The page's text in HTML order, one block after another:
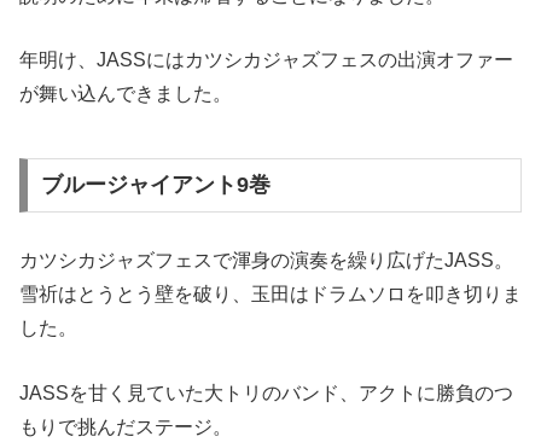
年明け、JASSにはカツシカジャズフェスの出演オファー
が舞い込んできました。
ブルージャイアント9巻
カツシカジャズフェスで渾身の演奏を繰り広げたJASS。
雪祈はとうとう壁を破り、玉田はドラムソロを叩き切りま
した。
JASSを甘く見ていた大トリのバンド、アクトに勝負のつ
もりで挑んだステージ。